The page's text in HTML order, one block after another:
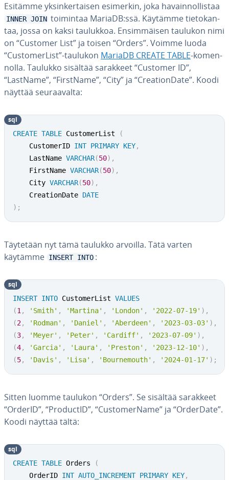
Esitämme yk­sin­ker­tai­sen esimerkin, joka ha­vain­nol­lis­taa
INNER JOIN toimintaa MariaDB:ssä. Käytämme tie­to­kan­
taa, jossa on kaksi taulukkoa. En­sim­mäi­sen taulukon nimi
on “Customer List” ja toisen “Orders”. Voimme luoda
“Cus­to­mer­List”-taulukon MariaDB CREATE TABLE-ko­men­
nol­la. Taulukko sisältää sarakkeet “Customer ID”,
“LastName”, “FirstName”, “City” ja “Crea­tion­Da­te”. Koodi
näyttää seu­raa­val­ta:
CREATE TABLE CustomerList
(
	CustomerID
INT PRIMARY KEY,
	LastName
VARCHAR(50) ,
	FirstName
VARCHAR(50) ,
	City
VARCHAR(50) ,
	CreationDate
DATE
) ;
sql
Täytetään nyt tämä taulukko arvoilla. Tätä varten
käytämme INSERT INTO :
INSERT INTO CustomerList VALUES
(1 , 'Smith' , 'Martina' , 'London' , '2022-07-19' ) ,
(2, 'Rodman' , 'Daniel' , 'Aberdeen' , '2023-03-03' ) ,
(3, 'Meyer' , 'Peter' , 'Cardiff' , '2023-07-09' ) ,
(4, 'Garcia' , 'Laura' , 'Preston' , '2023-12-10' ) ,
(5, 'Davis' , 'Lisa' , 'Bournemouth' , '2024-01-17' ) ;
sql
Sitten luomme taulukon “Orders”. Se sisältää sarakkeet
“OrderID”, “ProductID”, “Cus­to­mer­Na­me” ja “OrderDate”.
Koodi näyttää tältä:
CREATE TABLE Orders
(
	OrderID
INT AUTO_INCREMENT PRIMARY KEY,
sql